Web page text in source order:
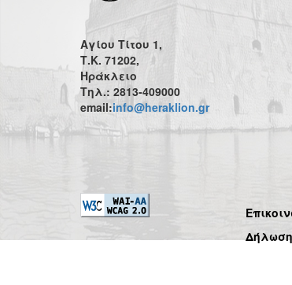
Αγίου Τίτου 1,
Τ.Κ. 71202,
Ηράκλειο
Τηλ.: 2813-409000
email:info@heraklion.gr